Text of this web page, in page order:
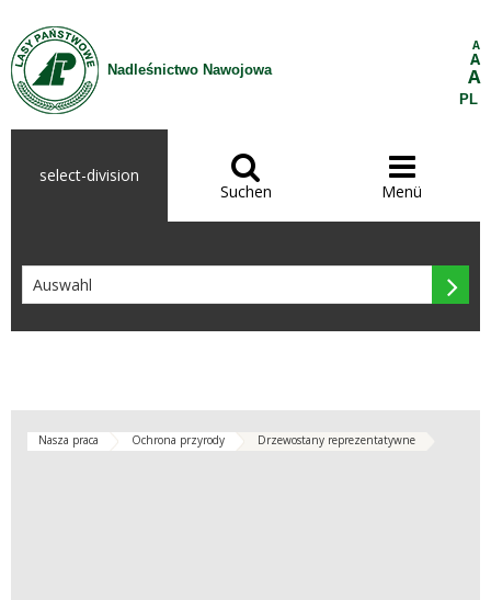
Zum Inhalt wechseln
Nadleśnictwo Nawojowa
A
A
A
PL
select-division 
Suchen

Menü

Nasza praca Ochrona przyrody Drzewostany reprezentatywne